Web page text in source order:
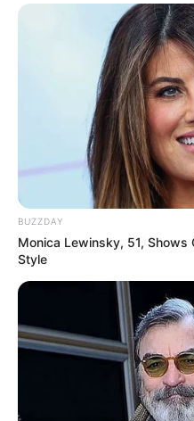
BUZZDAY
Monica Lewinsky, 51, Shows
Style